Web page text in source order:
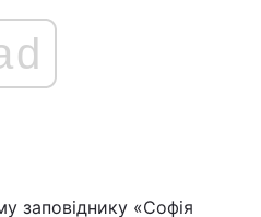
заповіднику «Софія